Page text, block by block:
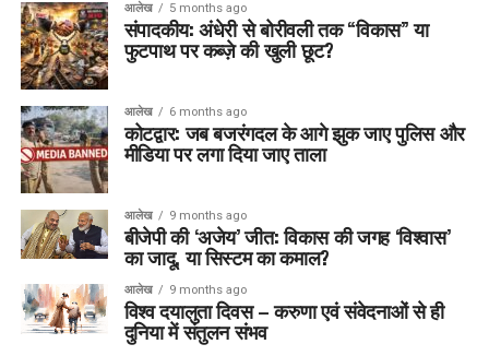
आलेख 5 months ago
संपादकीय: अंधेरी से बोरीवली तक “विकास” या
फुटपाथ पर कब्ज़े की खुली छूट?
आलेख 6 months ago
कोटद्वार: जब बजरंगदल के आगे झुक जाए पुलिस और
मीडिया पर लगा दिया जाए ताला
आलेख 9 months ago
बीजेपी की ‘अजेय’ जीत: विकास की जगह ‘विश्वास’
का जादू, या सिस्टम का कमाल?
आलेख 9 months ago
विश्व दयालुता दिवस – करुणा एवं संवेदनाओं से ही
दुनिया में संतुलन संभव